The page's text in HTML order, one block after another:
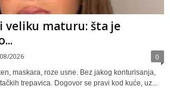
veliku maturu: šta je
2026 0
maskara, roze usne. Bez jakog konturisanja,
trepavica. Dogovor se pravi kod kuće, uz...